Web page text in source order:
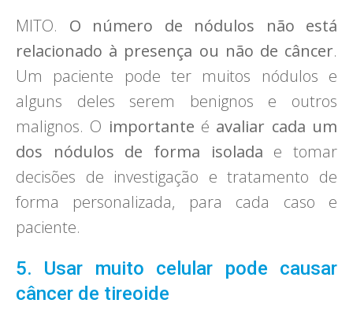
MITO. O número de nódulos não está
relacionado à presença ou não de câncer.
Um paciente pode ter muitos nódulos e
alguns deles serem benignos e outros
malignos. O importante é avaliar cada um
dos nódulos de forma isolada e tomar
decisões de investigação e tratamento de
forma personalizada, para cada caso e
paciente.
5. Usar muito celular pode causar
câncer de tireoide